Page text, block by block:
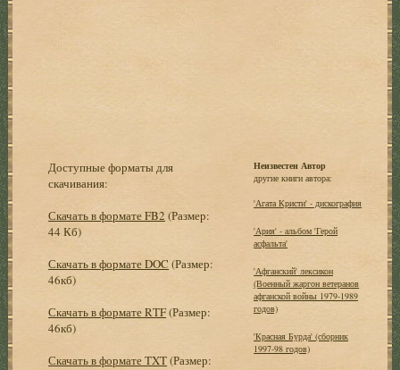
Доступные форматы для
скачивания:
Скачать в формате FB2 (Размер:
44 Кб)
Скачать в формате DOC (Размер:
46кб)
Скачать в формате RTF(Размер:
46кб)
Скачать в формате TXT(Размер:
Неизвестен Автор
другие книги автора:
'Агата Кристи' - дискография
'Ария' - альбом 'Герой
асфальта'
'Афганский' лексикон
(Военный жаргон ветеранов
афганской войны 1979-1989
годов)
'Красная Бурда' (сборник
1997-98 годов)